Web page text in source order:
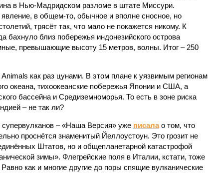
в Нью-Мадридском разломе в штате Миссури.
в общем-то, обычное и вполне сносное, но
трясёт так, что мало не покажется никому. К
бахнуло близ побережья индонезийского острова
превышающие высоту 15 метров, волны. Итог – 250
как раз цунами. В этом плане к уязвимым регионам
океана, тихо­океанские побережья Японии и США, а
бассейна и Средиземноморья. То есть в зоне риска
– не так ли?
– «Наша Версия» уже писалао том, что
проснётся знаменитый Йеллоустоун. Это грозит не
Штатов, но и общепланетарной катастрофой
зимы». Флегрейские поля в Италии, кстати, тоже
как и многие другие до поры спящие вулканические